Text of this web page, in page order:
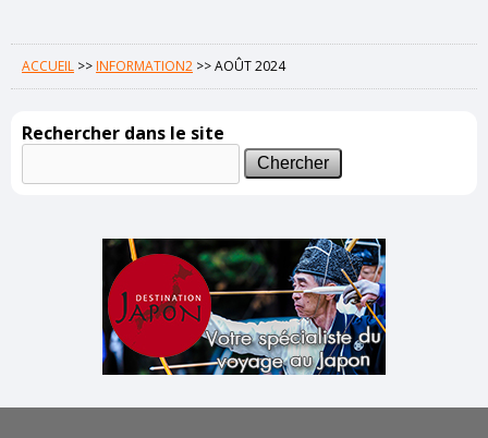
ACCUEIL >>INFORMATION2 >>AOÛT 2024
Rechercher dans le site